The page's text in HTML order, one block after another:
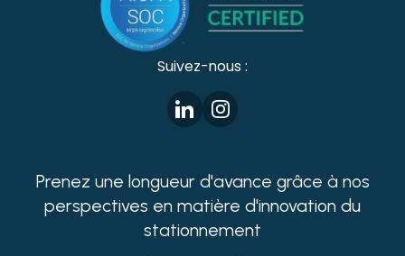
Suivez-nous :
Prenez une longueur d'avance grâce à nos
perspectives en matière d'innovation du
stationnement